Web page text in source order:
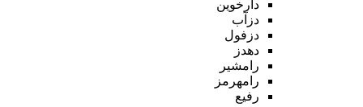
دارخوین
دزآب
دزفول
دهدز
رامشیر
رامهرمز
رفیع